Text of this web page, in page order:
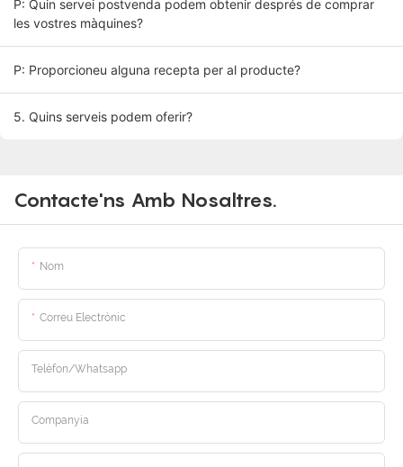
P: Quin servei postvenda podem obtenir després de comprar
les vostres màquines?
P: Proporcioneu alguna recepta per al producte?
5. Quins serveis podem oferir?
Contacte'ns Amb Nosaltres.
Nom
Correu Electrònic
Telèfon/whatsapp
Companyia